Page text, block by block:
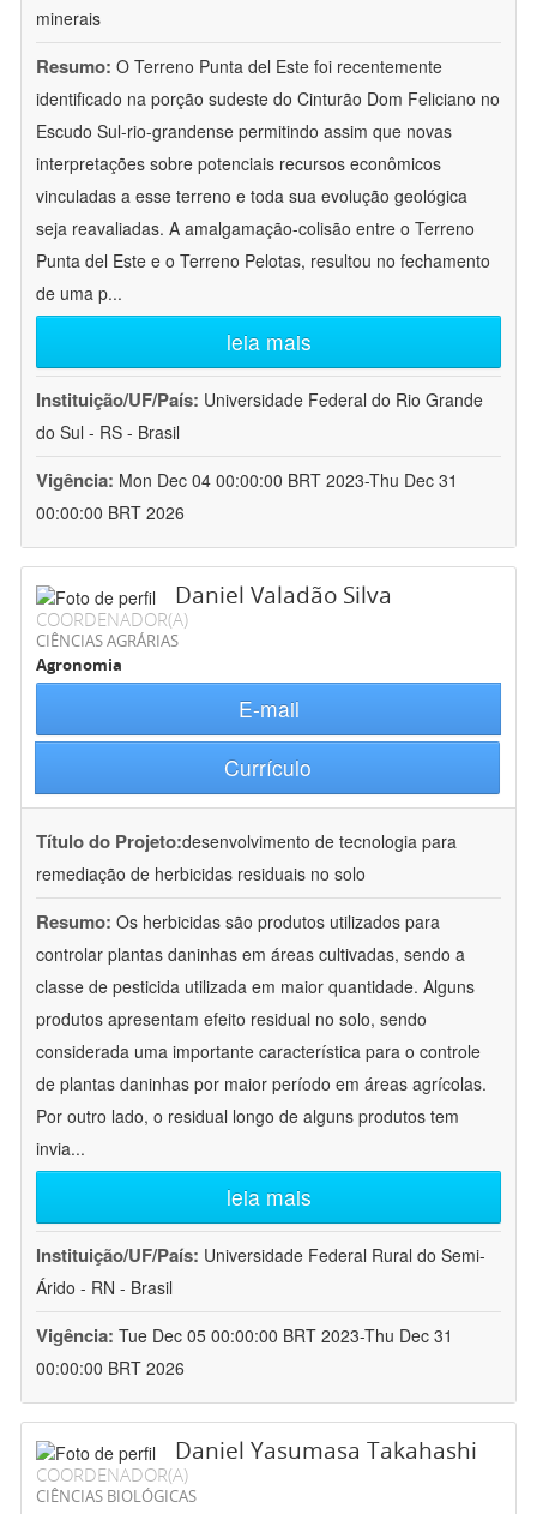
minerais
Resumo: O Terreno Punta del Este foi recentemente
identificado na porção sudeste do Cinturão Dom Feliciano no
Escudo Sul-rio-grandense permitindo assim que novas
interpretações sobre potenciais recursos econômicos
vinculadas a esse terreno e toda sua evolução geológica
seja reavaliadas. A amalgamação-colisão entre o Terreno
Punta del Este e o Terreno Pelotas, resultou no fechamento
de uma p...
leia mais
Instituição/UF/País: Universidade Federal do Rio Grande
do Sul - RS - Brasil
Vigência: Mon Dec 04 00:00:00 BRT 2023-Thu Dec 31
00:00:00 BRT 2026
Daniel Valadão Silva
COORDENADOR(A)
CIÊNCIAS AGRÁRIAS
Agronomia
E-mail
Currículo
Título do Projeto:desenvolvimento de tecnologia para
remediação de herbicidas residuais no solo
Resumo: Os herbicidas são produtos utilizados para
controlar plantas daninhas em áreas cultivadas, sendo a
classe de pesticida utilizada em maior quantidade. Alguns
produtos apresentam efeito residual no solo, sendo
considerada uma importante característica para o controle
de plantas daninhas por maior período em áreas agrícolas.
Por outro lado, o residual longo de alguns produtos tem
invia...
leia mais
Instituição/UF/País: Universidade Federal Rural do Semi-
Árido - RN - Brasil
Vigência: Tue Dec 05 00:00:00 BRT 2023-Thu Dec 31
00:00:00 BRT 2026
Daniel Yasumasa Takahashi
COORDENADOR(A)
CIÊNCIAS BIOLÓGICAS